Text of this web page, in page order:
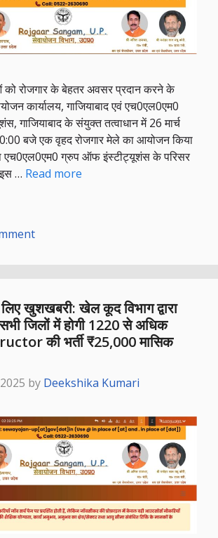
को रोजगार के बेहतर अवसर प्रदान करने के
कार्यालय, गाजियाबाद एवं एच0एल0एम0
गाजियाबाद के संयुक्त तत्वाधान में 26 मार्च
बजे एक वृहद रोजगार मेले का आयोजन किया
एच0एल0एम0 ग्रुप ऑफ इंस्टीट्यूशंस के परिसर
… Read more
खुशखबरी: खेल कूद विभाग द्वारा
जिलों में होगी 1220 से अधिक
की भर्ती ₹25,000 मासिक
by Deekshika Kumari